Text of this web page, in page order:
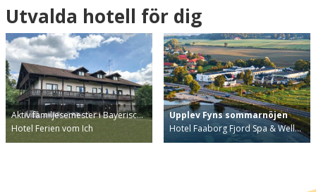
Utvalda hotell för dig
Aktiv familjesemester i Bayerisc…
Hotel Ferien vom Ich
Upplev Fyns sommarnöjen
Hotel Faaborg Fjord Spa & Well…